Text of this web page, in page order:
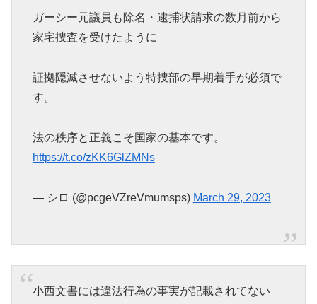
ガーシー元議員も除名・逮捕状請求の数月前から
家宅捜査を受けたように
証拠隠滅させないよう特捜部の早期着手が必須で
す。
法の秩序と正義こそ国家の基本です。
https://t.co/zKK6GlZMNs
— シロ (@pcgeVZreVmumsps) March 29, 2023
小西文書には違法行為の事実が記載されてない